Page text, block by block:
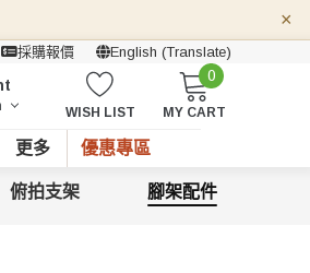
×
採購報價 English (Translate)
WISH LIST
0
MY CART
更多 優惠專區
俯拍支架 腳架配件